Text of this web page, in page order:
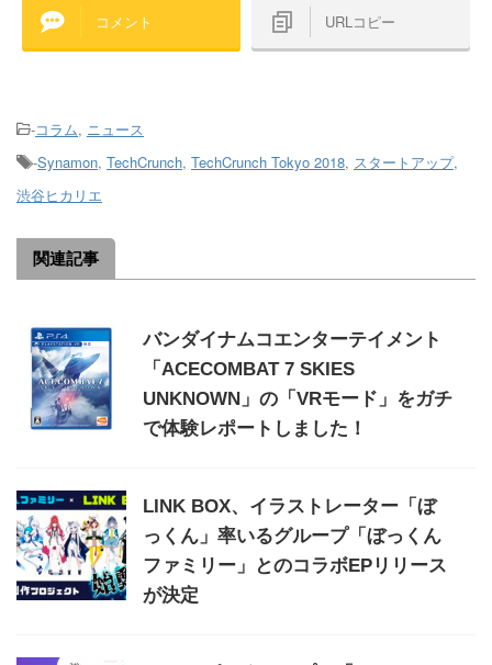
コメント URLコピー
-コラム, ニュース
-Synamon, TechCrunch, TechCrunch Tokyo 2018, スタートアップ,
渋谷ヒカリエ
関連記事
バンダイナムコエンターテイメント
「ACECOMBAT 7 SKIES
UNKNOWN」の「VRモード」をガチ
で体験レポートしました！
LINK BOX、イラストレーター「ぼ
っくん」率いるグループ「ぼっくん
ファミリー」とのコラボEPリリース
が決定